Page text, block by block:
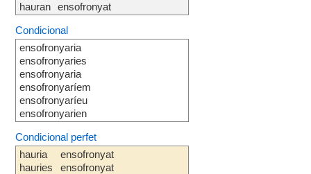
hauran ensofronyat
Condicional
ensofronyaria
ensofronyaries
ensofronyaria
ensofronyaríem
ensofronyaríeu
ensofronyarien
Condicional perfet
hauria
hauries
ensofronyat
ensofronyat